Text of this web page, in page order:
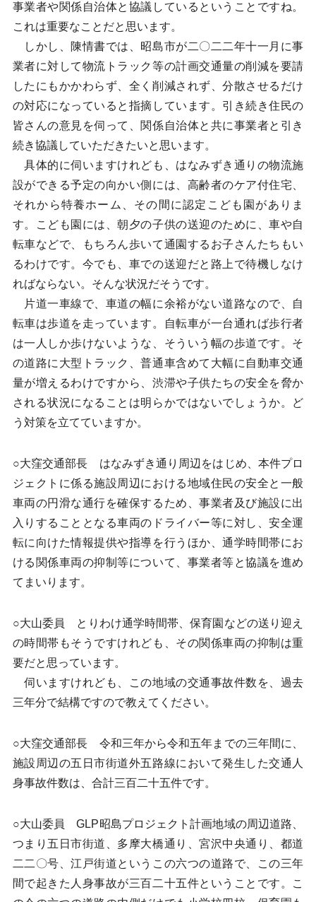
事業者や関係自治体と協議しているということですね。
これは重要なことだと思います。
しかし、陳情書では、昭島市が二〇二二年十一月に事
業者に対して物流トラック等の計画交通量の削減を要請
したにもかかわらず、全く削減されず、分散させるだけ
の対応になっていると指摘しています。引き続き住民の
皆さんの意見を伺って、関係自治体と共に事業者と引き
続き協議していただきたいと思います。
具体的に伺いますけれども、はなみずき通りの物流施
設ができる予定の向かい側には、高齢者のケア付住宅、
それから特養ホーム、その間に認定こども園がありま
す。こども園には、朝夕の子供の送迎のために、車や自
転車などで、もちろん歩いて通園するお子さんたちもい
るわけです。今でも、車での送迎だと路上で待機しなけ
ればならない。そんな状況だそうです。
片道一車線で、車道の幅に余裕がない道路なので、自
転車は歩道を走っています。自転車が一台通れば歩行者
は一人しか歩けないような、そういう幅の歩道です。そ
の道路に大型トラック、普通車含めて大幅に自動車交通
量が増えるわけですから、渋滞や子供たちの安全を脅か
される状況になることは明らかではないでしょうか。ど
う対策を立てていますか。
○大窪交通部長 はなみずき通り周辺をはじめ、本件プロ
ジェクトに係る施設周辺における地域住民の安全と一般
車両の円滑な通行を確保するため、事業者及び施設に出
入りすることとなる車両のドライバー等に対し、安全運
転に向けた情報提供や指導を行うほか、通学時間帯にお
ける関係車両の抑制等について、事業者等と協議を進め
てまいります。
○大山委員 とりわけ通学時間帯、保育園などの送り迎え
の時間帯もそうですけれども、その関係車両の抑制は重
要だと思っています。
伺いますけれども、この地域の交通事故件数を、過去
三年分で結構ですので教えてください。
○大窪交通部長 令和三年から令和五年までの三年間に、
施設周辺の五日市街道外五路線において発生した交通人
身事故件数は、合計三百二十五件です。
○大山委員 GLP昭島プロジェクト計画地域の周辺道路、
つまり五日市街道、多摩大橋通り、宮沢中央通り、都道
二二〇号、江戸街道というこの六つの道路で、この三年
間で起きた人身事故が三百二十五件ということです。こ